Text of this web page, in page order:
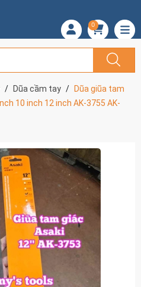
0
Dũa cầm tay
Dũa giũa tam
10 inch 12 inch AK-3755 AK-